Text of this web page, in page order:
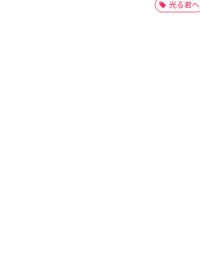
光る君へ